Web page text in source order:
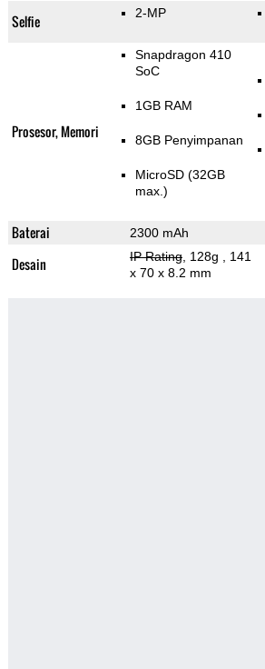
Selfie 2-MP
Prosesor, Memori
Snapdragon 410
SoC
1GB RAM
8GB Penyimpanan
MicroSD (32GB
max.)
Baterai 2300 mAh
Desain IP Rating, 128g
, 141
x 70 x 8.2 mm